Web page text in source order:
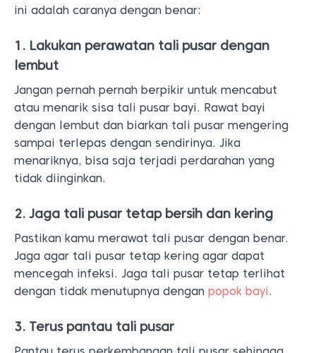
ini adalah caranya dengan benar:
1. Lakukan perawatan tali pusar dengan
lembut
Jangan pernah pernah berpikir untuk mencabut
atau menarik sisa tali pusar bayi. Rawat bayi
dengan lembut dan biarkan tali pusar mengering
sampai terlepas dengan sendirinya. Jika
menariknya, bisa saja terjadi perdarahan yang
tidak diinginkan.
2. Jaga tali pusar tetap bersih dan kering
Pastikan kamu merawat tali pusar dengan benar.
Jaga agar tali pusar tetap kering agar dapat
mencegah infeksi. Jaga tali pusar tetap terlihat
dengan tidak menutupnya dengan popok bayi.
3. Terus pantau tali pusar